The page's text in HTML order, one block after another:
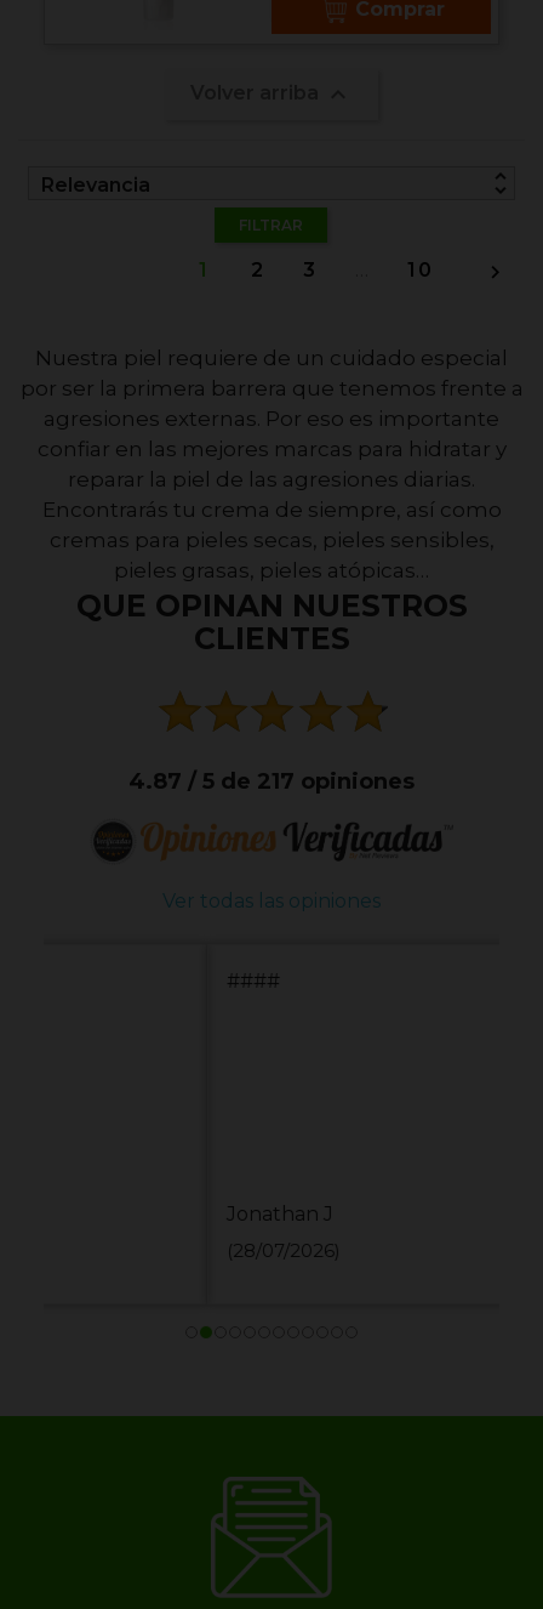
Comprar
Relevancia unfold_more
FILTRAR
1 2 3 10 
Nuestra piel requiere de un cuidado especial
por ser la primera barrera que tenemos frente a
agresiones externas. Por eso es importante
confiar en las mejores marcas para hidratar y
reparar la piel de las agresiones diarias.
Encontrarás tu crema de siempre, así como
cremas para pieles secas, pieles sensibles,
pieles grasas, pieles atópicas…
QUE OPINAN NUESTROS
CLIENTES
4.87 / 5 de 217 opiniones
Ver todas las opiniones